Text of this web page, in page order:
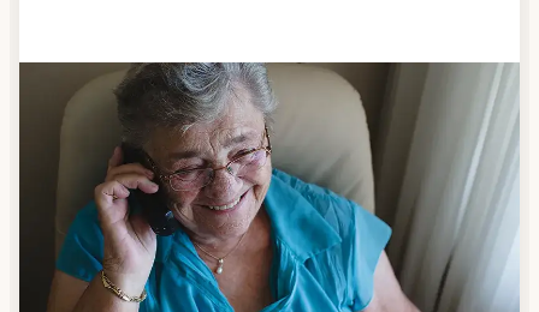
Schritt 3
Bestellen & liefern lassen
Suchen Sie sich aus dem Speiseplan Ihres Anbieters
aus, was Ihnen schmeckt. Bestellen Sie telefonisch,
schriftlich oder im Online-Shop Ihres Anbieters.
Ein Kurier liefert Ihnen das bestellte Essen zum
vereinbarten Zeitpunkt nach Hause. Bei vielen